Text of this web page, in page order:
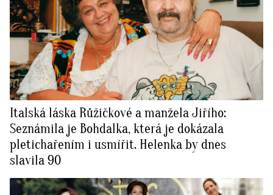
Italská láska Růžičkové a manžela Jiřího:
Seznámila je Bohdalka, která je dokázala
pletichařením i usmířit. Helenka by dnes
slavila 90